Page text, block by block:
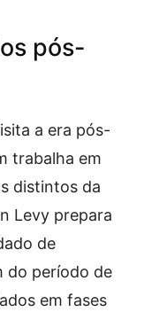
pós-
a era pós-
trabalha em
distintos da
Levy prepara
de
do período de
em fases